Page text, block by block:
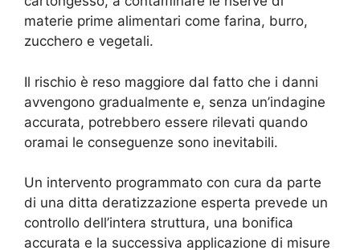
materie prime alimentari come farina, burro,
zucchero e vegetali.
Il rischio è reso maggiore dal fatto che i danni
avvengono gradualmente e, senza un’indagine
accurata, potrebbero essere rilevati quando
oramai le conseguenze sono inevitabili.
Un intervento programmato con cura da parte
di una ditta deratizzazione esperta prevede un
controllo dell’intera struttura, una bonifica
accurata e la successiva applicazione di misure